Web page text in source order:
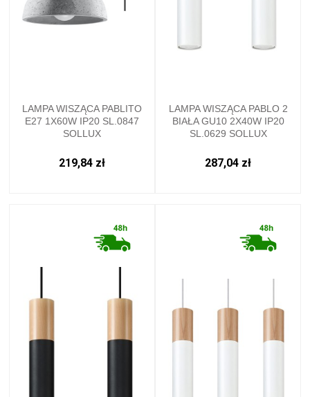
LAMPA WISZĄCA PABLITO
E27 1X60W IP20 SL.0847
SOLLUX
219,84 zł
LAMPA WISZĄCA PABLO 2
BIAŁA GU10 2X40W IP20
SL.0629 SOLLUX
287,04 zł